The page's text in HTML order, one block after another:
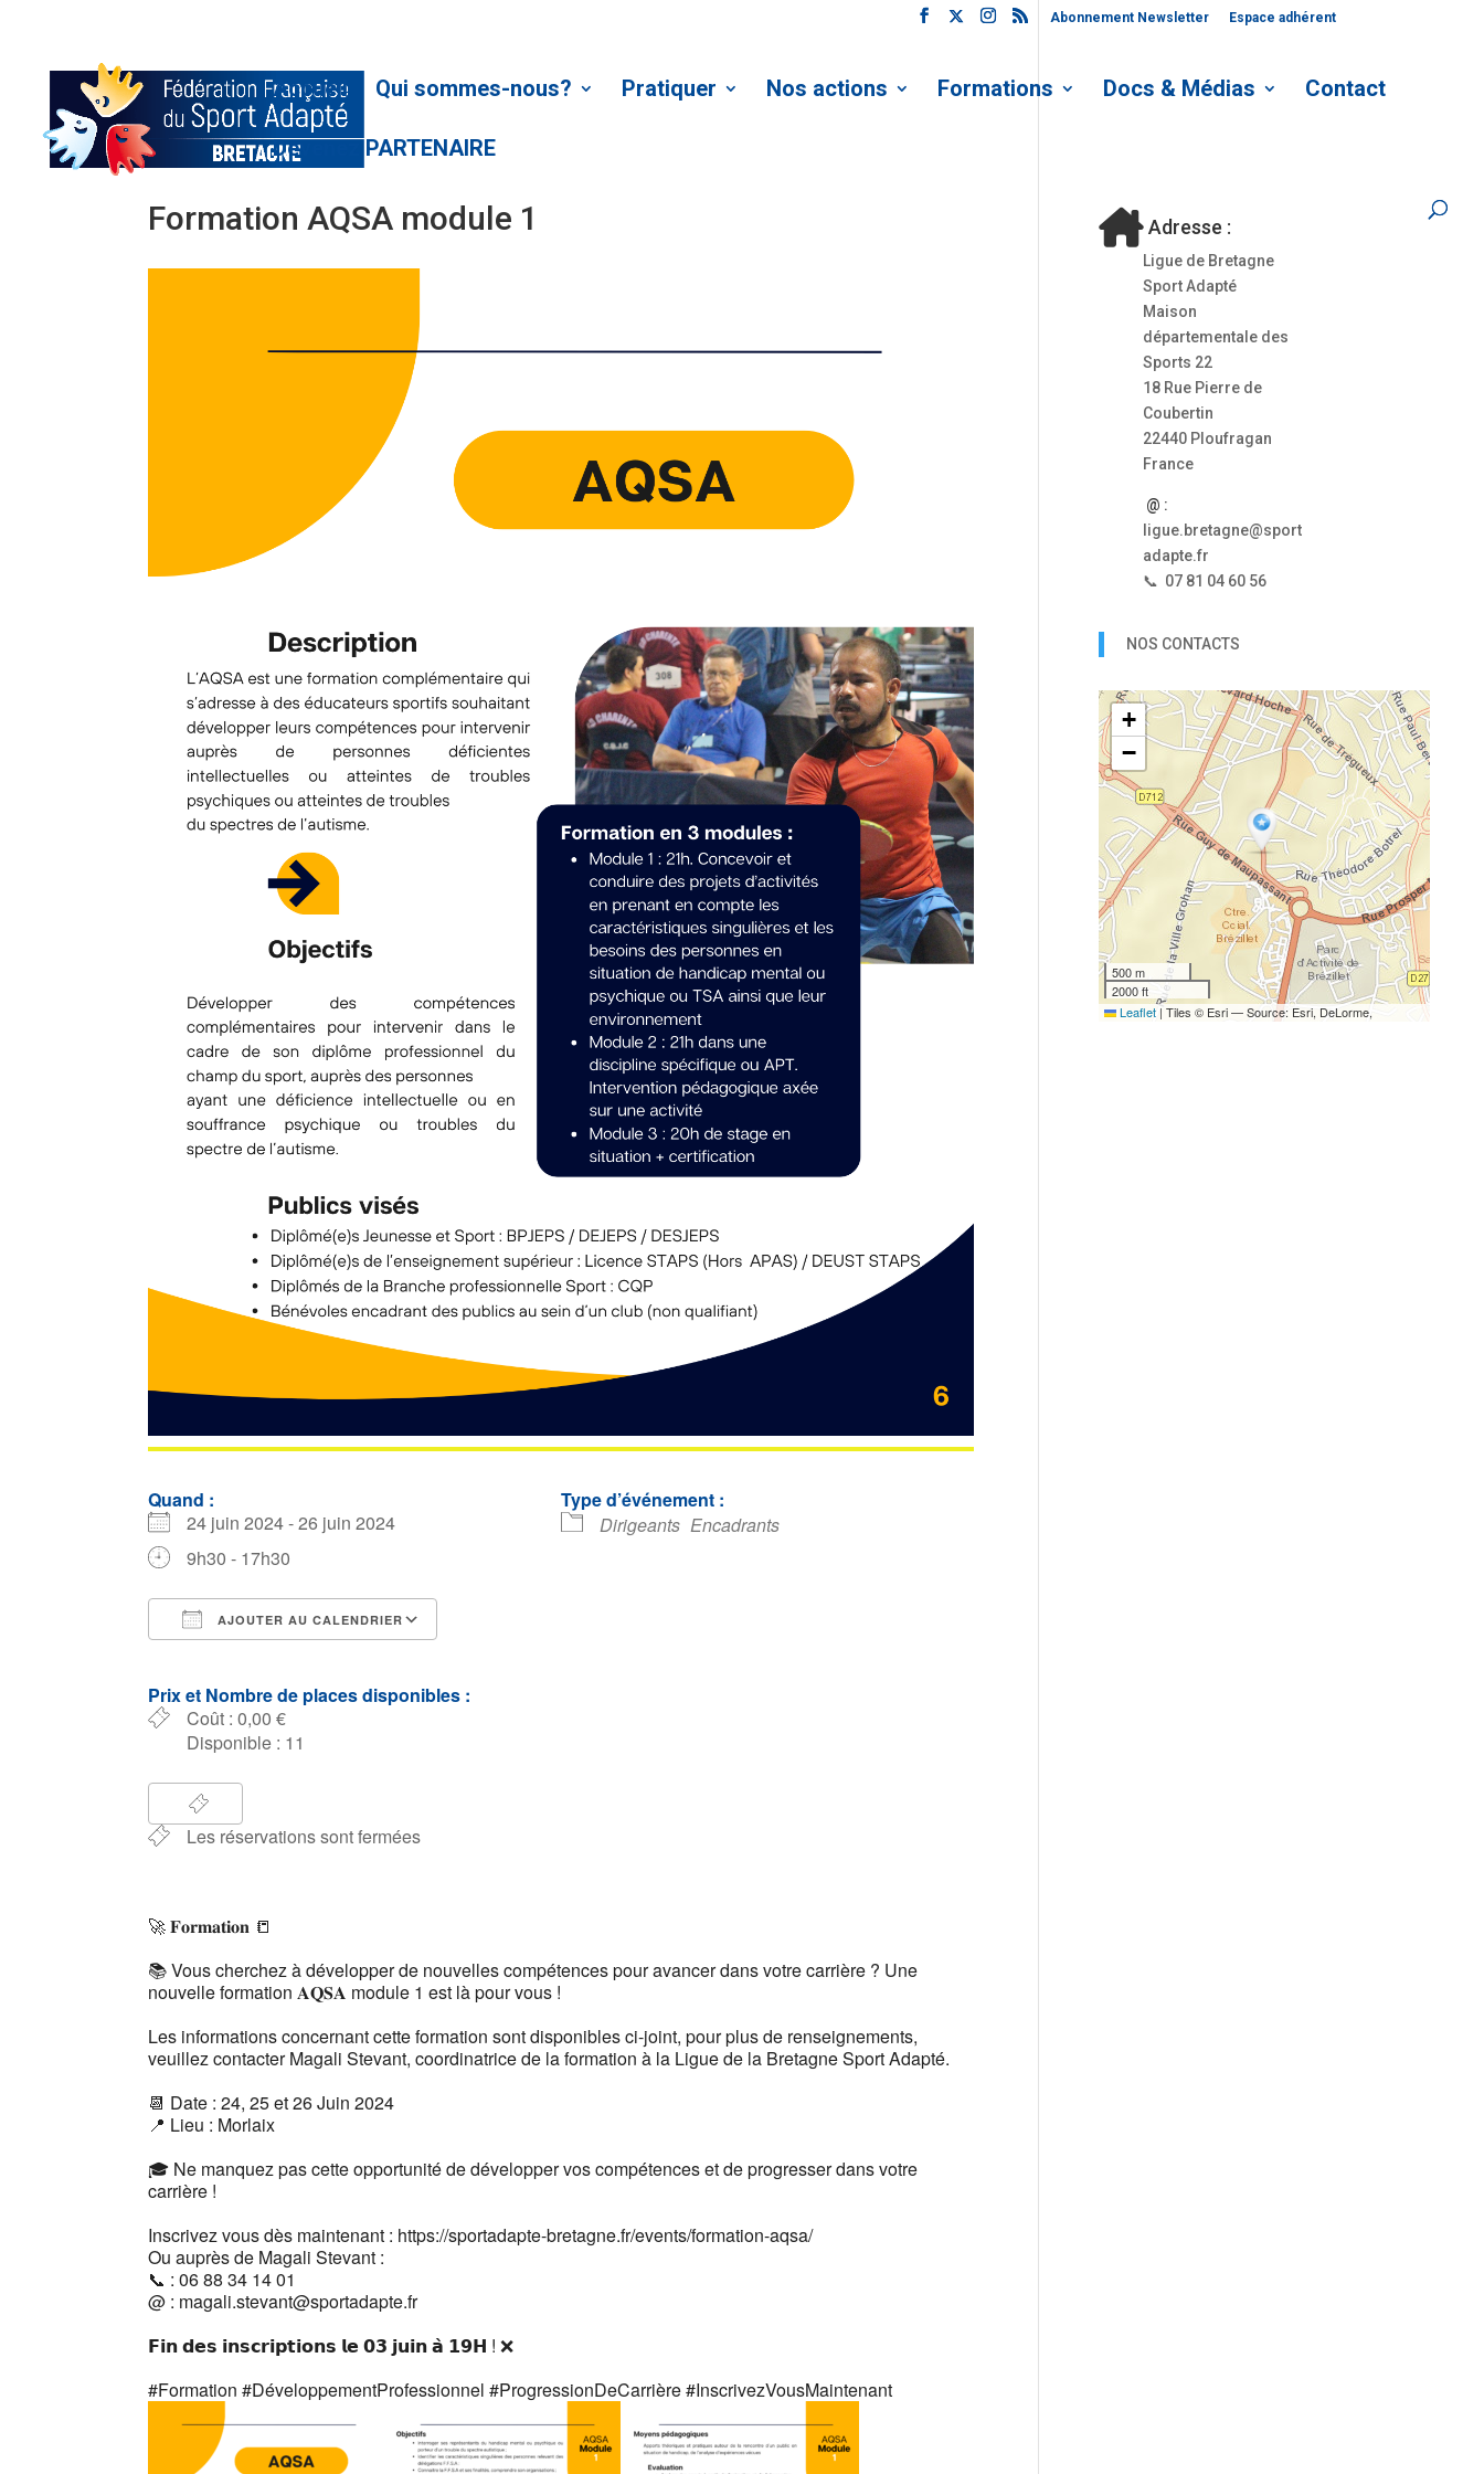
Abonnement Newsletter Espace adhérent
Accueil Qui sommes-nous? Pratiquer Nos actions Formations Docs & Médias Contact
Devenez PARTENAIRE
Formation AQSA module 1
Quand :
24 juin 2024 - 26 juin 2024
9h30 - 17h30
AJOUTER AU CALENDRIER
Prix et Nombre de places disponibles :
Coût : 0,00 €
Disponible : 11
Les réservations sont fermées
Type d’événement :
Dirigeants Encadrants
🚀 𝐅𝐨𝐫𝐦𝐚𝐭𝐢𝐨𝐧 📒
📚 Vous cherchez à développer de nouvelles compétences pour avancer dans votre carrière ? Une
nouvelle formation 𝐀𝐐𝐒𝐀 module 1 est là pour vous !
Les informations concernant cette formation sont disponibles ci-joint, pour plus de renseignements,
veuillez contacter Magali Stevant, coordinatrice de la formation à la Ligue de la Bretagne Sport Adapté.
📆 Date : 24, 25 et 26 Juin 2024
📍 Lieu : Morlaix
🎓 Ne manquez pas cette opportunité de développer vos compétences et de progresser dans votre
carrière !
Inscrivez vous dès maintenant : https://sportadapte-bretagne.fr/events/formation-aqsa/
Ou auprès de Magali Stevant :
📞 : 06 88 34 14 01
@ : magali.stevant@sportadapte.fr
𝗙𝗶𝗻 𝗱𝗲𝘀 𝗶𝗻𝘀𝗰𝗿𝗶𝗽𝘁𝗶𝗼𝗻𝘀 𝗹𝗲 𝟬𝟯 𝗷𝘂𝗶𝗻 𝗮̀ 𝟭𝟵𝗛 ! ❌
#Formation #DéveloppementProfessionnel #ProgressionDeCarrière#InscrivezVousMaintenant
Adresse :
Ligue de Bretagne
Sport Adapté
Maison
départementale des
Sports 22
18 Rue Pierre de
Coubertin
22440 Ploufragan
France
@ :
ligue.bretagne@sport
adapte.fr
📞 07 81 04 60 56
NOS CONTACTS
+
−
500 m
2000 ft
Leaflet |Tiles © Esri — Source: Esri, DeLorme,